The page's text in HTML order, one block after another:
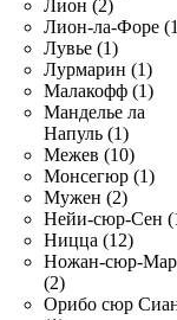
Лион (2)
Лион-ла-Форе
Лувье (1)
Лурмарин (1)
Малакофф (1)
Манделье ла
Напуль (1)
Межев (10)
Монсегюр (1)
Мужен (2)
Нейи-сюр-Сен
Ницца (12)
Ножан-сюр-
(2)
Орибо сюр